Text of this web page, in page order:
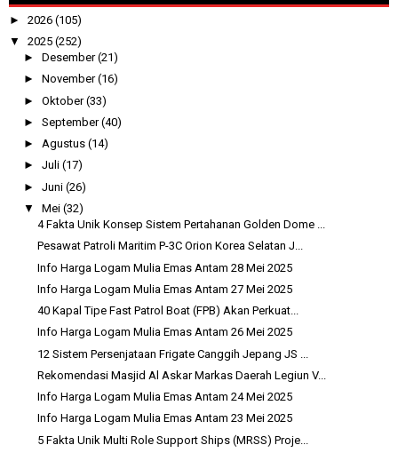
► 2026 (105)
▼ 2025 (252)
► Desember(21)
► November(16)
► Oktober(33)
► September(40)
► Agustus (14)
► Juli (17)
► Juni (26)
▼ Mei (32)
4 Fakta Unik Konsep Sistem Pertahanan Golden Dome ...
Pesawat Patroli Maritim P-3C Orion Korea Selatan J...
Info Harga Logam Mulia Emas Antam 28 Mei 2025
Info Harga Logam Mulia Emas Antam 27 Mei 2025
40 Kapal Tipe Fast Patrol Boat (FPB) Akan Perkuat...
Info Harga Logam Mulia Emas Antam 26 Mei 2025
12 Sistem Persenjataan Frigate Canggih Jepang JS ...
Rekomendasi Masjid Al Askar Markas Daerah Legiun V...
Info Harga Logam Mulia Emas Antam 24 Mei 2025
Info Harga Logam Mulia Emas Antam 23 Mei 2025
5 Fakta Unik Multi Role Support Ships (MRSS) Proje...